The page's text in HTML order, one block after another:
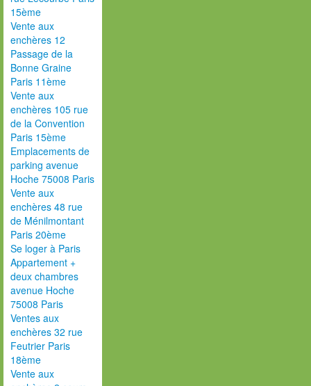
15ème
Vente aux
enchères 12
Passage de la
Bonne Graine
Paris 11ème
Vente aux
enchères 105 rue
de la Convention
Paris 15ème
Emplacements de
parking avenue
Hoche 75008 Paris
Vente aux
enchères 48 rue
de Ménilmontant
Paris 20ème
Se loger à Paris
Appartement +
deux chambres
avenue Hoche
75008 Paris
Ventes aux
enchères 32 rue
Feutrier Paris
18ème
Vente aux